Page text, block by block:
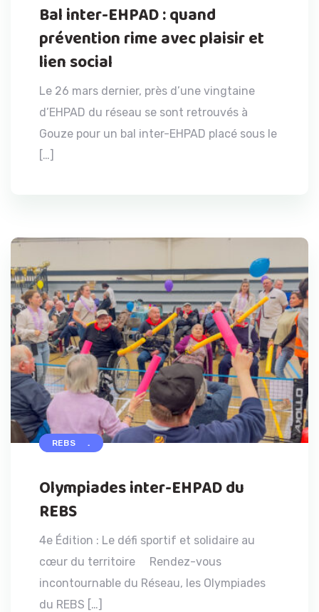
Bal inter-EHPAD : quand
prévention rime avec plaisir et
lien social
Le 26 mars dernier, près d’une vingtaine
d’EHPAD du réseau se sont retrouvés à
Gouze pour un bal inter-EHPAD placé sous le
[…]
ACCUEIL
REBS
Olympiades inter-EHPAD du
REBS
4e Édition : Le défi sportif et solidaire au
cœur du territoire Rendez-vous
incontournable du Réseau, les Olympiades
du REBS […]